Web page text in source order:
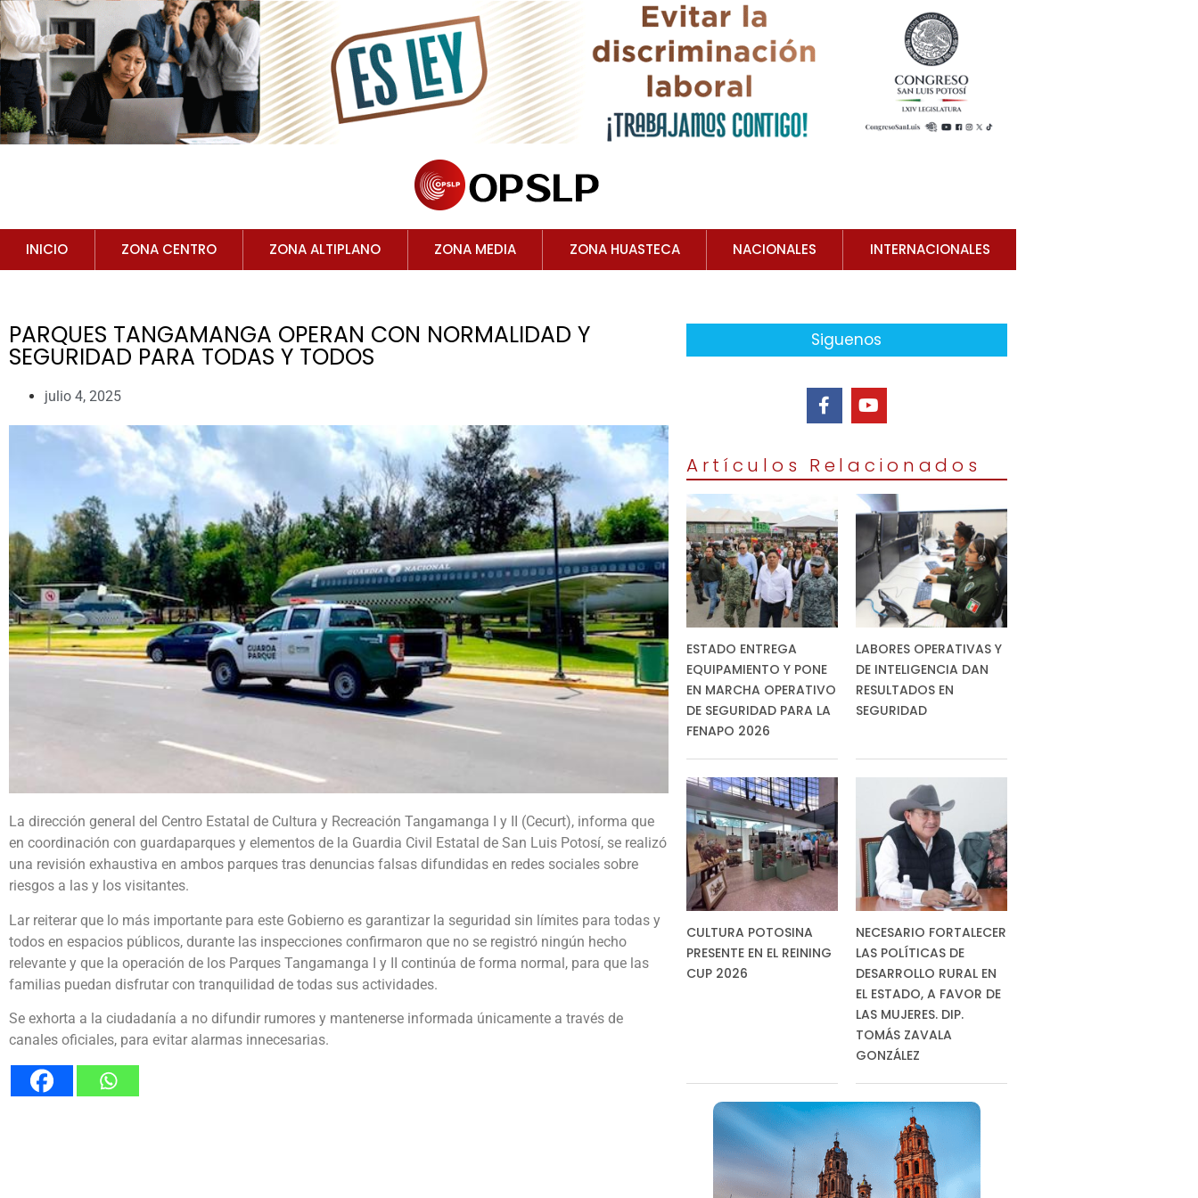
INICIO ZONA CENTRO ZONA ALTIPLANO ZONA MEDIA ZONA HUASTECA NACIONALES INTERNACIONALES
PARQUES TANGAMANGA OPERAN CON NORMALIDAD Y
SEGURIDAD PARA TODAS Y TODOS
julio 4, 2025
La dirección general del Centro Estatal de Cultura y Recreación Tangamanga I y II (Cecurt), informa que
en coordinación con guardaparques y elementos de la Guardia Civil Estatal de San Luis Potosí, se realizó
una revisión exhaustiva en ambos parques tras denuncias falsas difundidas en redes sociales sobre
riesgos a las y los visitantes.
Lar reiterar que lo más importante para este Gobierno es garantizar la seguridad sin límites para todas y
todos en espacios públicos, durante las inspecciones confirmaron que no se registró ningún hecho
relevante y que la operación de los Parques Tangamanga I y II continúa de forma normal, para que las
familias puedan disfrutar con tranquilidad de todas sus actividades.
Se exhorta a la ciudadanía a no difundir rumores y mantenerse informada únicamente a través de
canales oficiales, para evitar alarmas innecesarias.
Siguenos
Artículos Relacionados
ESTADO ENTREGA
EQUIPAMIENTO Y PONE
EN MARCHA OPERATIVO
DE SEGURIDAD PARA LA
FENAPO 2026
LABORES OPERATIVAS Y
DE INTELIGENCIA DAN
RESULTADOS EN
SEGURIDAD
CULTURA POTOSINA
PRESENTE EN EL REINING
CUP 2026
NECESARIO FORTALECER
LAS POLÍTICAS DE
DESARROLLO RURAL EN
EL ESTADO, A FAVOR DE
LAS MUJERES. DIP.
TOMÁS ZAVALA
GONZÁLEZ